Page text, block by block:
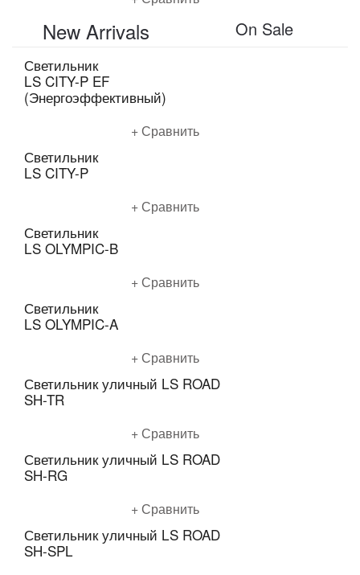
New Arrivals On Sale
Светильник
LS CITY-P EF
(Энергоэффективный)
Сравнить
Светильник
LS CITY-P
Сравнить
Светильник
LS OLYMPIC-B
Сравнить
Светильник
LS OLYMPIC-A
Сравнить
Светильник уличный LS ROAD
SH-TR
Сравнить
Светильник уличный LS ROAD
SH-RG
Сравнить
Светильник уличный LS ROAD
SH-SPL